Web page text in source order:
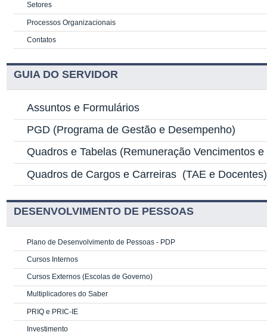
Setores
Processos Organizacionais
Contatos
GUIA DO SERVIDOR
Assuntos e Formulários
PGD (Programa de Gestão e Desempenho)
Quadros e Tabelas (Remuneração Vencimentos
Quadros de Cargos e Carreiras (TAE e Docentes)
DESENVOLVIMENTO DE PESSOAS
Plano de Desenvolvimento de Pessoas - PDP
Cursos Internos
Cursos Externos (Escolas de Governo)
Multiplicadores do Saber
PRIQ e PRIC-IE
Investimento